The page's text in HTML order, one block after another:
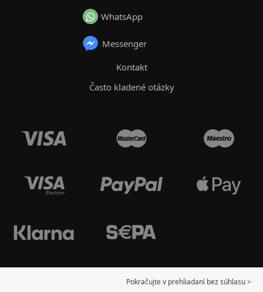
WhatsApp
Messenger
Kontakt
Často kladené otázky
Pokračujte v prehliadaní bez súhlasu >